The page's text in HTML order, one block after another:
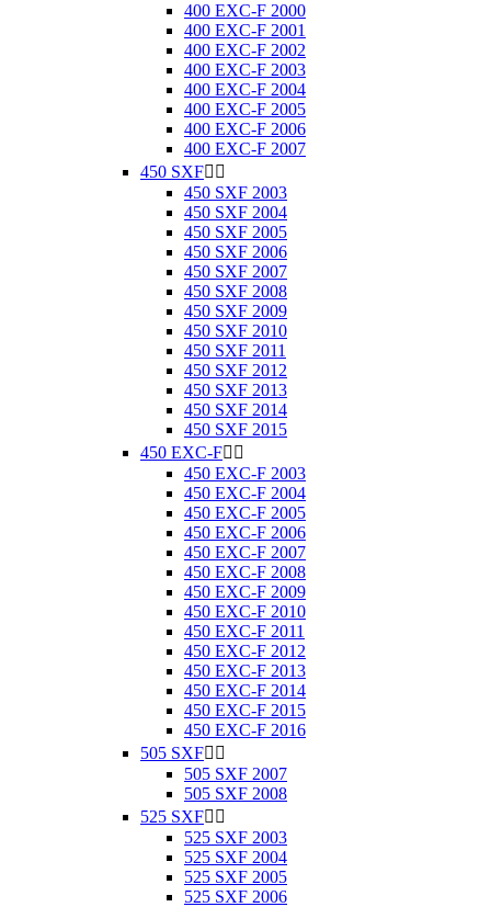
400 EXC-F 2000
400 EXC-F 2001
400 EXC-F 2002
400 EXC-F 2003
400 EXC-F 2004
400 EXC-F 2005
400 EXC-F 2006
400 EXC-F 2007
450 SXF 
450 SXF 2003
450 SXF 2004
450 SXF 2005
450 SXF 2006
450 SXF 2007
450 SXF 2008
450 SXF 2009
450 SXF 2010
450 SXF 2011
450 SXF 2012
450 SXF 2013
450 SXF 2014
450 SXF 2015
450 EXC-F 
450 EXC-F 2003
450 EXC-F 2004
450 EXC-F 2005
450 EXC-F 2006
450 EXC-F 2007
450 EXC-F 2008
450 EXC-F 2009
450 EXC-F 2010
450 EXC-F 2011
450 EXC-F 2012
450 EXC-F 2013
450 EXC-F 2014
450 EXC-F 2015
450 EXC-F 2016
505 SXF 
505 SXF 2007
505 SXF 2008
525 SXF 
525 SXF 2003
525 SXF 2004
525 SXF 2005
525 SXF 2006